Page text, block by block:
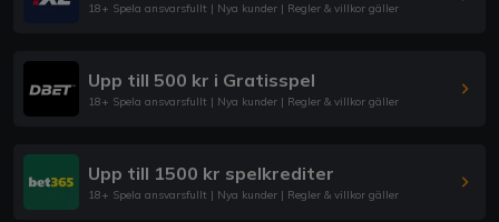
18+ Spela ansvarsfullt | Nya kunder | Regler & villkor gäller
Upp till 500 kr i Gratisspel
18+ Spela ansvarsfullt | Nya kunder | Regler & villkor gäller
Upp till 1500 kr spelkrediter
18+ Spela ansvarsfullt | Nya kunder | Regler & villkor gäller